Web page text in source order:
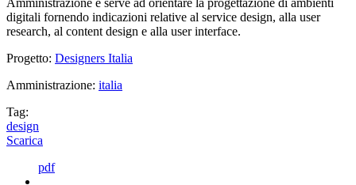
Amministrazione e serve ad orientare la progettazione di ambienti
digitali fornendo indicazioni relative al service design, alla user
research, al content design e alla user interface.
Progetto: Designers Italia
Amministrazione: italia
Tag:
design
Scarica
pdf